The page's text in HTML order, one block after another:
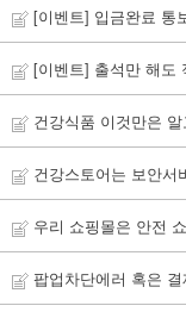
[이벤트] 입금완료 통
[이벤트] 출석만 해도
건강식품 이것만은
건강스토어는 보안서
우리 쇼핑몰은 안전
팝업차단에러 혹은